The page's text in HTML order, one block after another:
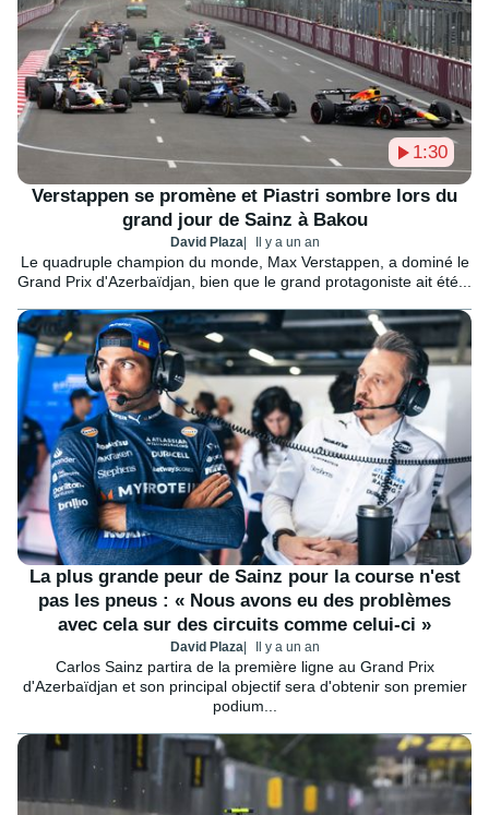
1:30
Verstappen se promène et Piastri sombre lors du
grand jour de Sainz à Bakou
David Plaza Il y a un an
Le quadruple champion du monde, Max Verstappen, a dominé le
Grand Prix d'Azerbaïdjan, bien que le grand protagoniste ait été...
La plus grande peur de Sainz pour la course n'est
pas les pneus : « Nous avons eu des problèmes
avec cela sur des circuits comme celui-ci »
David Plaza Il y a un an
Carlos Sainz partira de la première ligne au Grand Prix
d'Azerbaïdjan et son principal objectif sera d'obtenir son premier
podium...